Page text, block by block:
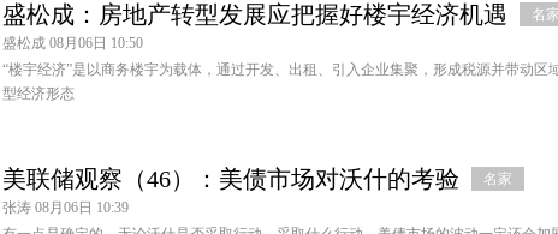
盛松成：房地产转型发展应把握好楼宇经济机遇
名家
盛松成 08月06日 10:50
“楼宇经济”是以商务楼宇为载体，通过开发、出租、引入企业集聚，形成税源并带动区
型经济形态
美联储观察（46）：美债市场对沃什的考验
名家
张涛 08月06日 10:39